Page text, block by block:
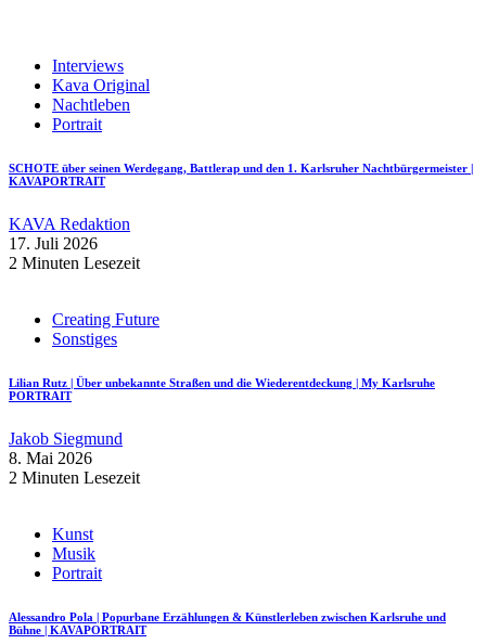
Interviews
Kava Original
Nachtleben
Portrait
SCHOTE über seinen Werdegang, Battlerap und den 1. Karlsruher Nachtbürgermeister |
KAVAPORTRAIT
KAVA Redaktion
17. Juli 2026
2 Minuten Lesezeit
Creating Future
Sonstiges
Lilian Rutz | Über unbekannte Straßen und die Wiederentdeckung | My Karlsruhe
PORTRAIT
Jakob Siegmund
8. Mai 2026
2 Minuten Lesezeit
Kunst
Musik
Portrait
Alessandro Pola | Popurbane Erzählungen & Künstlerleben zwischen Karlsruhe und
Bühne | KAVAPORTRAIT